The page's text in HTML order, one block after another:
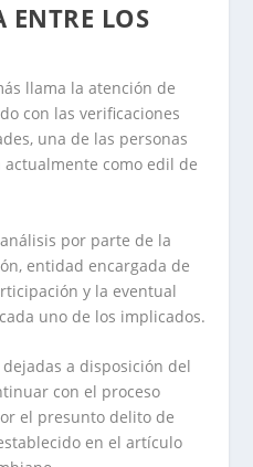
ENTRE LOS
llama la atención de
con las verificaciones
una de las personas
como edil de
por parte de la
entidad encargada de
y la eventual
uno de los implicados.
a disposición del
con el proceso
el presunto delito de
en el artículo